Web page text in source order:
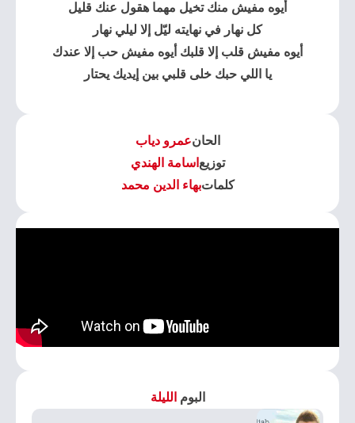
أيوه مفيش منك تخيل مهما هقول عنك قليل
كل نهار في نهايته ليّل إلا ليلي نهار
أيوه مفيش قلب إلا قلبك أيوه مفيش حب إلا عندك
يا اللي حبك خلى قلبي بين إيديك يحتار
الحانعمرو دياب
توزيع اسامة الهندي
كلماتبهاء الدين محمد
البوم الليلة